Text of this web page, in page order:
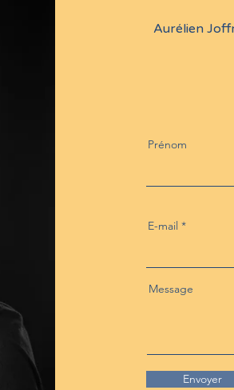
Aurélien
Prénom
E-mail
Message
Envoyer